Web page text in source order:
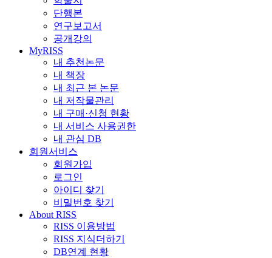
단행본
연구보고서
공개강의
MyRISS
내 추천논문
내 책장
내 최근 본 논문
내 저작물관리
내 구매·신청 현황
내 서비스 사용권한
내 관심 DB
회원서비스
회원가입
로그인
아이디 찾기
비밀번호 찾기
About RISS
RISS 이용방법
RISS 지식더하기
DB연계 현황